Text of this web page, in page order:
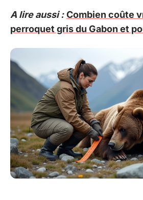
A lire aussi : Combien coûte
perroquet gris du Gabon et